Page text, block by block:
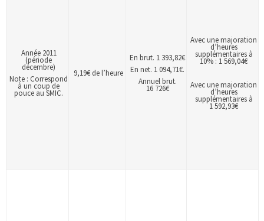
Année 2011
(période
décembre)
Note : Correspond
à un coup de
pouce au SMIC.
9,19€ de l’heure
En brut. 1 393,82€
En net. 1 094,71€.
Annuel brut.
16 726€
Avec une majoration
d’heures
supplémentaires à
10% : 1 569,04€
Avec une majoration
d’heures
supplémentaires à
1 592,93€